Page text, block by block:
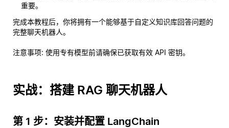
重要。
完成本教程后，你将拥有一个能够基于自定义知识库回答问题的
完整聊天机器人。
注意事项: 使用专有模型前请确保已获取有效 API 密钥。
实战：搭建 RAG 聊天机器人
第 1 步：安装并配置 LangChain